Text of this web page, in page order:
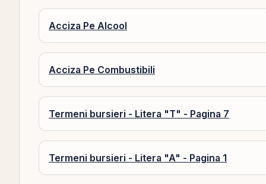
Acciza Pe Alcool
Acciza Pe Combustibili
Termeni bursieri - Litera "T" - Pagina 7
Termeni bursieri - Litera "A" - Pagina 1